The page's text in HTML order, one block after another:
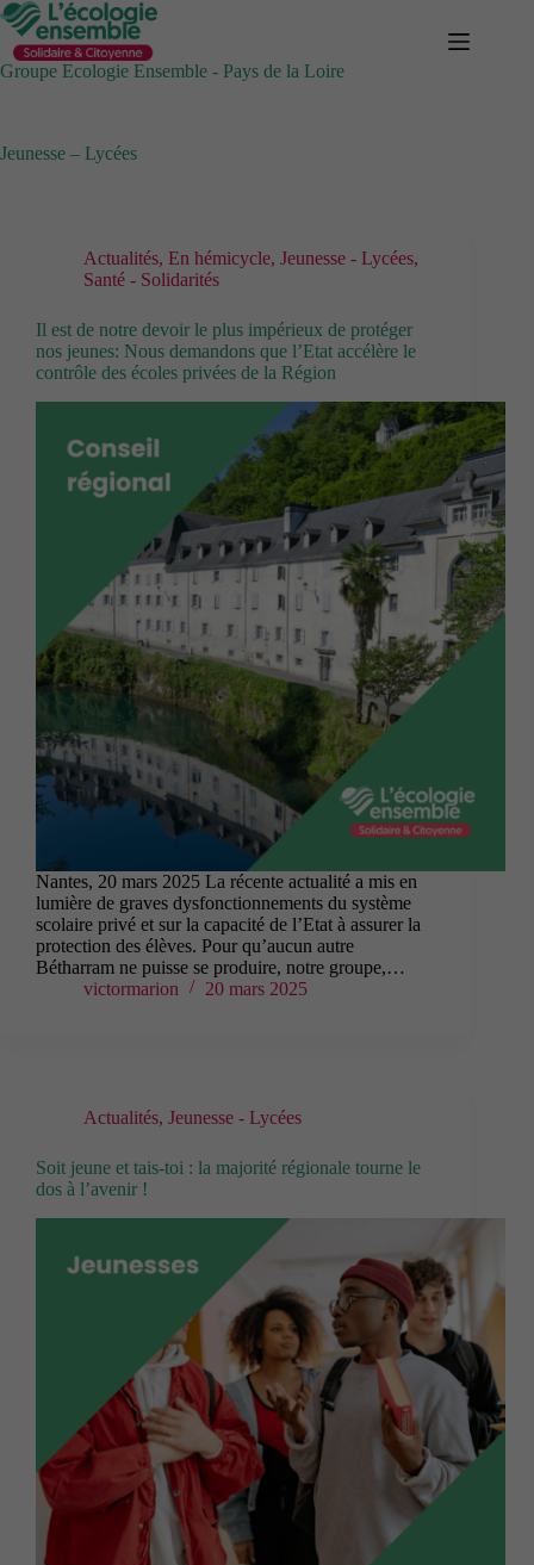
Passer
au
contenu
Groupe Ecologie Ensemble - Pays de la Loire
Jeunesse – Lycées
Actualités, En hémicycle, Jeunesse - Lycées,
Santé - Solidarités
Il est de notre devoir le plus impérieux de protéger
nos jeunes: Nous demandons que l’Etat accélère le
contrôle des écoles privées de la Région
Nantes, 20 mars 2025 La récente actualité a mis en
lumière de graves dysfonctionnements du système
scolaire privé et sur la capacité de l’Etat à assurer la
protection des élèves. Pour qu’aucun autre
Bétharram ne puisse se produire, notre groupe,…
victormarion
20 mars 2025
Actualités, Jeunesse - Lycées
Soit jeune et tais-toi : la majorité régionale tourne le
dos à l’avenir !